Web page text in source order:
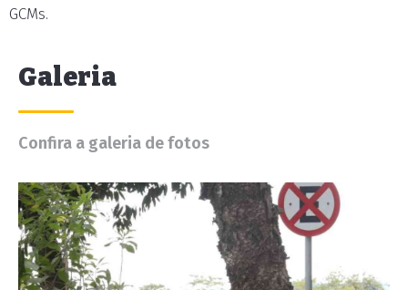
GCMs.
Galeria
Confira a galeria de fotos